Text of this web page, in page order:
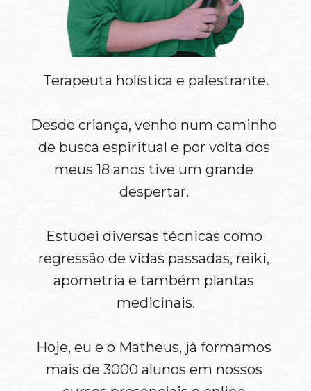
Terapeuta holística e palestrante.
Desde criança, venho num caminho
de busca espiritual e por volta dos
meus 18 anos tive um grande
despertar.
Estudei diversas técnicas como
regressão de vidas passadas, reiki,
apometria e também plantas
medicinais.
Hoje, eu e o Matheus, já formamos
mais de 3000 alunos em nossos